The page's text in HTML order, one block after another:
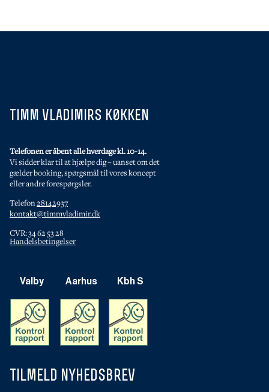
timm vladimirs k0kken
Telefonen er åbent alle hverdage kl. 10-14.
Vi sidder klar til at hjælpe dig – uanset om det
gælder booking, spørgsmål til vores koncept
eller andre forespørgsler.
Telefon28142937
kontakt@timmvladimir.dk
CVR: 34 62 53 28
Handelsbetingelser
Valby Aarhus Kbh S
tilmeld nyhedsbrev